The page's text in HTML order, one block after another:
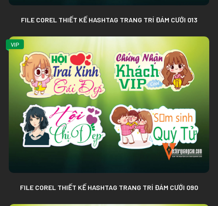
FILE COREL THIẾT KẾ HASHTAG TRANG TRÍ ĐÁM CƯỚI 013
VIP
FILE COREL THIẾT KẾ HASHTAG TRANG TRÍ ĐÁM CƯỚI 090